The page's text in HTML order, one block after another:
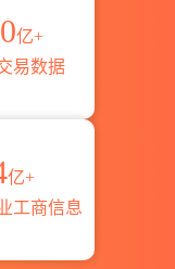
亿+
易数据
亿+
工商信息